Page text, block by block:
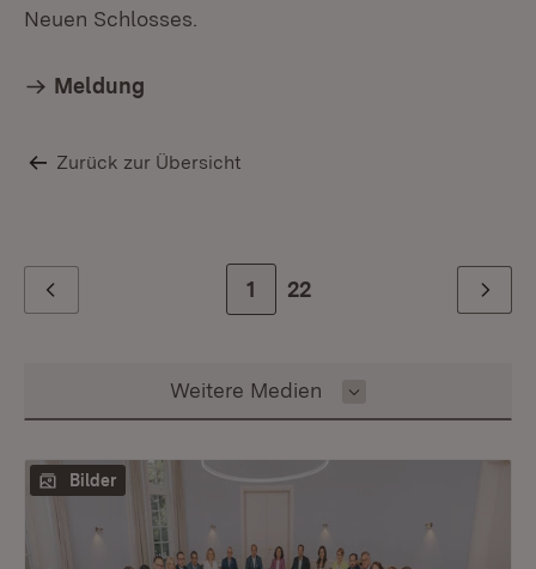
Neuen Schlosses.
Meldung
Zurück zur Übersicht
Zur Seite
1 Zur letzten Seite
22 Weiter
Inhalt auswählen
Weitere Medien
Bilder